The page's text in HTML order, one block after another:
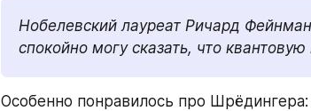
Нобелевский лауреат Ричард
спокойно могу сказать, что
Особенно понравилось про Шрёдингера: